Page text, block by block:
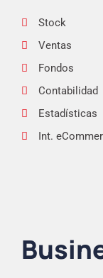
Stock
Ventas
Fondos
Contabilidad
Estadísticas
Int.